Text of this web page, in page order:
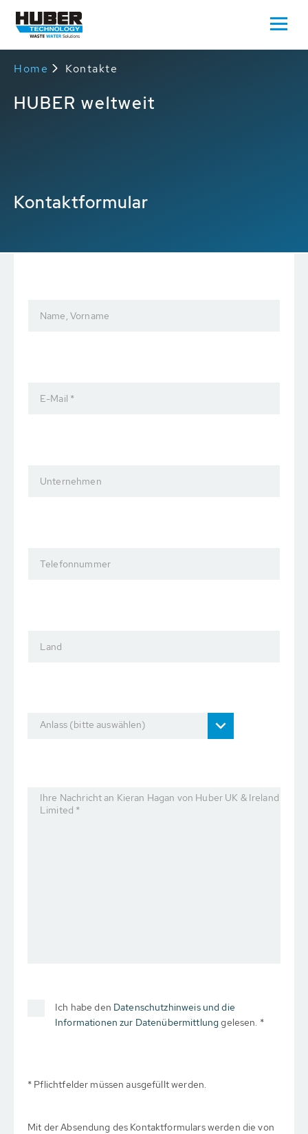
Home Kontakte
HUBER weltweit
Kontaktformular
Name, Vorname
E-Mail *
Unternehmen
Telefonnummer
Land
Anlass (bitte auswählen)
Ihre Nachricht an Kieran Hagan von Huber UK & Ireland
Limited *
Ich habe den Datenschutzhinweis und die
Informationen zur Datenübermittlunggelesen. *
* Pflichtfelder müssen ausgefüllt werden.
Mit der Absendung des Kontaktformulars werden die von